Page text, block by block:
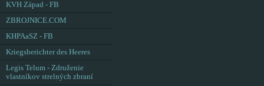
KVH Západ - FB
ZBROJNICE.COM
KHPAaSZ - FB
Kriegsberichter des Heeres
Legis Telum - Združenie
vlastníkov strelných zbraní